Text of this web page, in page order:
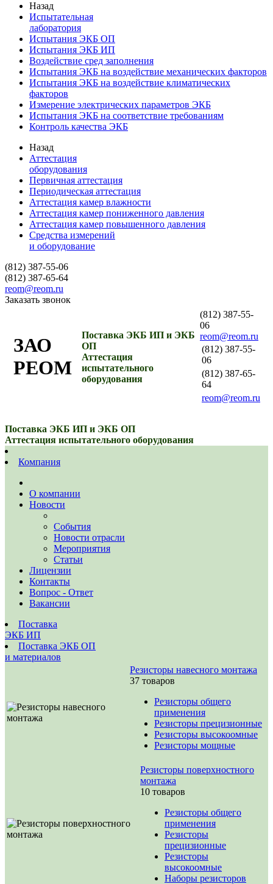
Назад
Испытательная
лаборатория
Испытания ЭКБ ОП
Испытания ЭКБ ИП
Воздействие сред заполнения
Испытания ЭКБ на воздействие механических факторов
Испытания ЭКБ на воздействие климатических
факторов
Измерение электрических параметров ЭКБ
Испытания ЭКБ на соответствие требованиям
Контроль качества ЭКБ
Назад
Аттестация
оборудования
Первичная аттестация
Периодическая аттестация
Аттестация камер влажности
Аттестация камер пониженного давления
Аттестация камер повышенного давления
Средства измерений
и оборудование
(812) 387-55-06
(812) 387-65-64
reom@reom.ru
Заказать звонок
ЗАО
РЕОМ
Поставка ЭКБ ИП и ЭКБ
ОП
Аттестация
испытательного
оборудования
(812) 387-55-
06
reom@reom.ru
(812) 387-55-
06
(812) 387-65-
64
reom@reom.ru
Поставка ЭКБ ИП и ЭКБ ОП
Аттестация испытательного оборудования
Компания
О компании
Новости
События
Новости отрасли
Мероприятия
Статьи
Лицензии
Контакты
Вопрос - Ответ
Вакансии
Поставка
ЭКБ ИП
Поставка ЭКБ ОП
и материалов
Резисторы навесного монтажа
37 товаров
Резисторы общего
применения
Резисторы прецизионные
Резисторы высокоомные
Резисторы мощные
Резисторы поверхностного
монтажа
10 товаров
Резисторы общего
применения
Резисторы
прецизионные
Резисторы
высокоомные
Наборы резисторов